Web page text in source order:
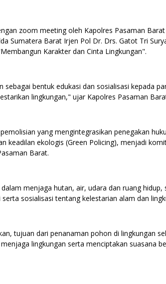
zoom meeting oleh Kapolres Pasaman
Sumatera Barat Irjen Pol Dr. Drs. Gatot Tri
Karakter dan Cinta Lingkungan".
sebagai bentuk edukasi dan sosialisasi kepada
lingkungan," ujar Kapolres Pasaman
yang mengintegrasikan penegakan
keadilan ekologis (Green Policing), menjadi
Barat.
menjaga hutan, air, udara dan ruang hidup,
sosialisasi tentang kelestarian alam dan
tujuan dari penanaman pohon di lingkungan
lingkungan serta menciptakan suasana